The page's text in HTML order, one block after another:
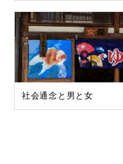
社会通念と男と女